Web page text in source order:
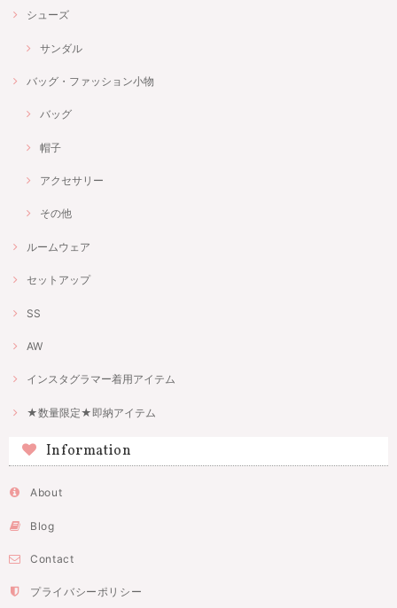
シューズ
サンダル
バッグ・ファッション小物
バッグ
帽子
アクセサリー
その他
ルームウェア
セットアップ
SS
AW
インスタグラマー着用アイテム
★数量限定★即納アイテム
Information
About
Blog
Contact
プライバシーポリシー